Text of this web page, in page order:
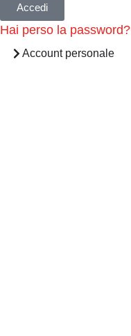
Accedi
Hai perso la password?
Account personale